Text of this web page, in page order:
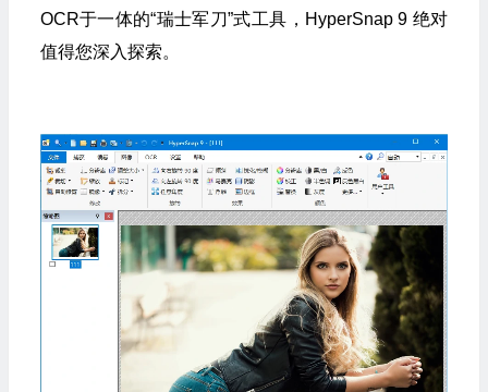
OCR于一体的“瑞士军刀”式工具，HyperSnap 9 绝对
值得您深入探索。